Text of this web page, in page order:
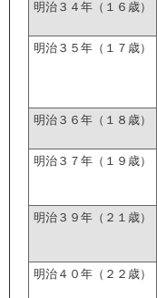
明治３４年（１６歳）
明治３５年（１７歳）
明治３６年（１８歳）
明治３７年（１９歳）
明治３９年（２１歳）
明治４０年（２２歳）